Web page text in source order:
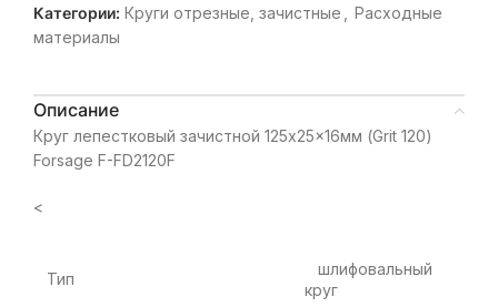
Категории: Круги отрезные, зачистные
Расходные
материалы
Описание
Круг лепестковый зачистной 125x25x16мм (Grit 120)
Forsage F-FD2120F
<
Тип
шлифовальный
круг